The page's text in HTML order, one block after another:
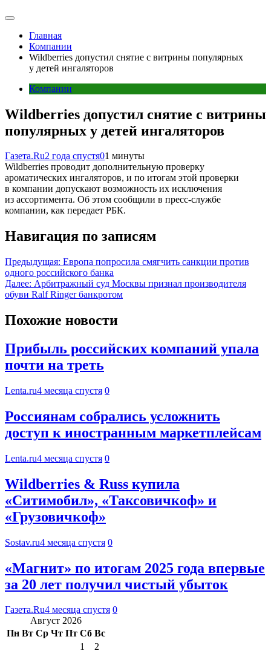
Главная
Компании
Wildberries допустил снятие с витрины популярных
у детей ингаляторов
Компании
Wildberries допустил снятие с витрины
популярных у детей ингаляторов
Газета.Ru2 года спустя01 минуты
Wildberries проводит дополнительную проверку
ароматических ингаляторов, и по итогам этой проверки
в компании допускают возможность их исключения
из ассортимента. Об этом сообщили в пресс-службе
компании, как передает РБК.
Навигация по записям
Предыдущая: Европа попросила смягчить санкции против
одного российского банка
Далее: Арбитражный суд Москвы признал производителя
обуви Ralf Ringer банкротом
Похожие новости
Прибыль российских компаний упала
почти на треть
Lenta.ru4 месяца спустя 0
Россиянам собрались усложнить
доступ к иностранным маркетплейсам
Lenta.ru4 месяца спустя 0
Wildberries & Russ купила
«Ситимобил», «Таксовичкоф» и
«Грузовичкоф»
Sostav.ru4 месяца спустя 0
«Магнит» по итогам 2025 года впервые
за 20 лет получил чистый убыток
Газета.Ru4 месяца спустя 0
Август 2026
Пн Вт Ср Чт Пт Сб Вс
1
2